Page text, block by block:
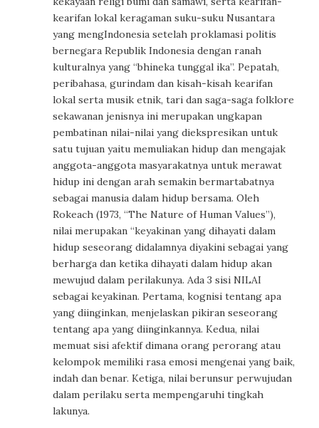
kearifan lokal keragaman suku-suku Nusantara
yang mengIndonesia setelah proklamasi politis
bernegara Republik Indonesia dengan ranah
kulturalnya yang “bhineka tunggal ika”. Pepatah,
peribahasa, gurindam dan kisah-kisah kearifan
lokal serta musik etnik, tari dan saga-saga folklore
sekawanan jenisnya ini merupakan ungkapan
pembatinan nilai-nilai yang diekspresikan untuk
satu tujuan yaitu memuliakan hidup dan mengajak
anggota-anggota masyarakatnya untuk merawat
hidup ini dengan arah semakin bermartabatnya
sebagai manusia dalam hidup bersama. Oleh
Rokeach (1973, “The Nature of Human Values”),
nilai merupakan “keyakinan yang dihayati dalam
hidup seseorang didalamnya diyakini sebagai yang
berharga dan ketika dihayati dalam hidup akan
mewujud dalam perilakunya. Ada 3 sisi NILAI
sebagai keyakinan. Pertama, kognisi tentang apa
yang diinginkan, menjelaskan pikiran seseorang
tentang apa yang diinginkannya. Kedua, nilai
memuat sisi afektif dimana orang perorang atau
kelompok memiliki rasa emosi mengenai yang baik,
indah dan benar. Ketiga, nilai berunsur perwujudan
dalam perilaku serta mempengaruhi tingkah
lakunya.